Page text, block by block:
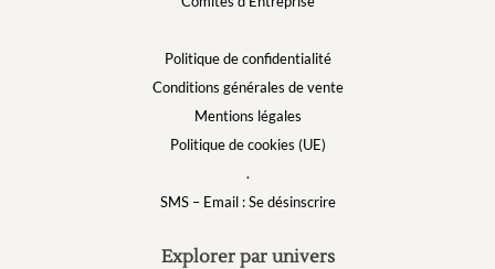
Politique de confidentialité
Conditions générales de vente
Mentions légales
Politique de cookies (UE)
.
SMS – Email : Se désinscrire
Explorer par univers